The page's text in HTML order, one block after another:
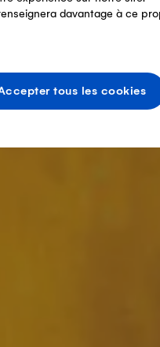
davantage à ce
tous les cookies